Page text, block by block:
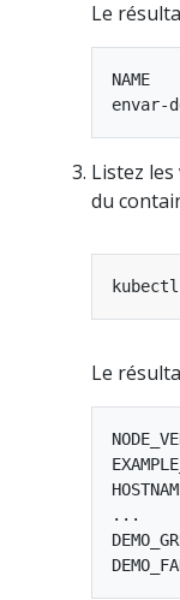
Le
NAME
Listez
du
kubectl
Le
...